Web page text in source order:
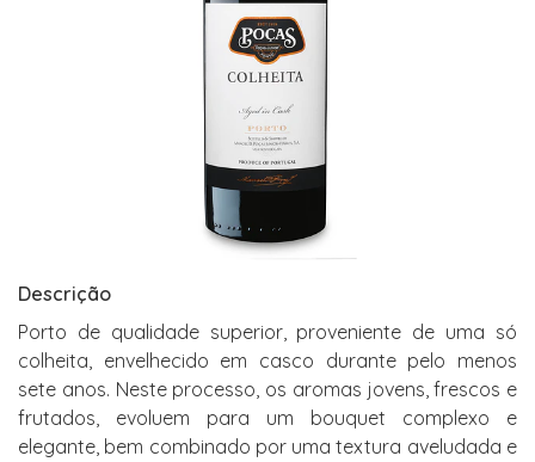
Descrição
Porto de qualidade superior, proveniente de uma só
colheita, envelhecido em casco durante pelo menos
sete anos. Neste processo, os aromas jovens, frescos e
frutados, evoluem para um bouquet complexo e
elegante, bem combinado por uma textura aveludada e